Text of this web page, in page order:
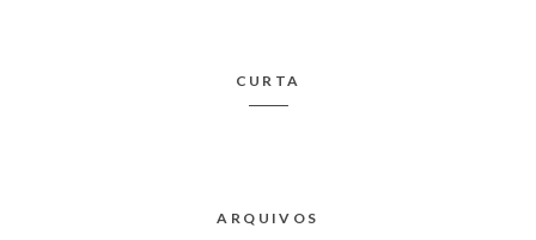
CURTA
ARQUIVOS